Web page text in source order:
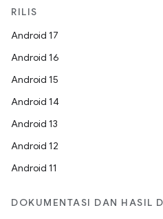
RILIS
Android 17
Android 16
Android 15
Android 14
Android 13
Android 12
Android 11
DOKUMENTASI DAN HASIL